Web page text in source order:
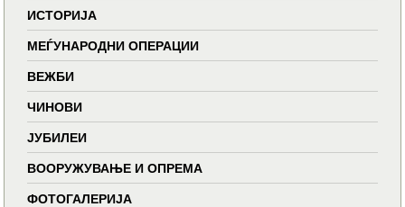
ИСТОРИЈА
МЕЃУНАРОДНИ ОПЕРАЦИИ
ВЕЖБИ
ЧИНОВИ
ЈУБИЛЕИ
ВООРУЖУВАЊЕ И ОПРЕМА
ФОТОГАЛЕРИЈА